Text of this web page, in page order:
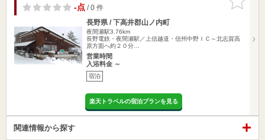
りに追加
-点/ 0 件
長野県 / 下高井郡山ノ内町
夜間瀬駅3.76km
長野電鉄・夜間瀬駅／上信越道・信州中野ＩＣ～北志賀高
原方面へ約２０分…
営業時間
入浴料金 ～
宿泊
楽天トラベルの宿泊プランを見る
関連情報から探す